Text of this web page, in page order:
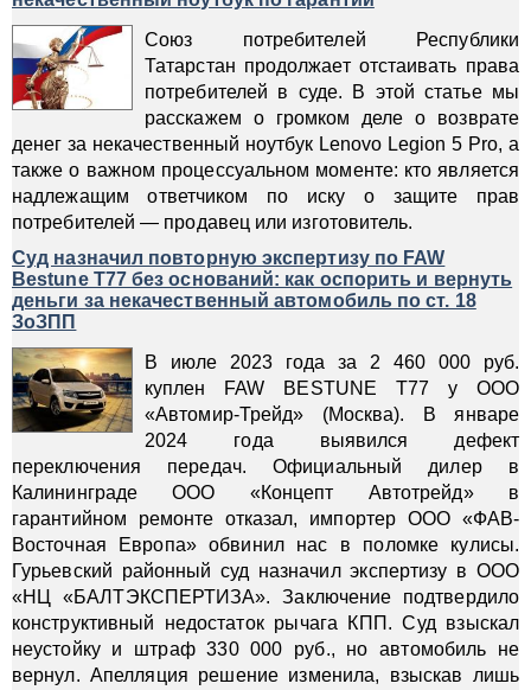
Союз потребителей Республики
Татарстан продолжает отстаивать права
потребителей в суде. В этой статье мы
расскажем о громком деле о возврате
денег за некачественный ноутбук Lenovo Legion 5 Pro, а
также о важном процессуальном моменте: кто является
надлежащим ответчиком по иску о защите прав
потребителей — продавец или изготовитель.
Суд назначил повторную экспертизу по FAW
Bestune T77 без оснований: как оспорить и вернуть
деньги за некачественный автомобиль по ст. 18
ЗоЗПП
В июле 2023 года за 2 460 000 руб.
куплен FAW BESTUNE Т77 у ООО
«Автомир-Трейд» (Москва). В январе
2024 года выявился дефект
переключения передач. Официальный дилер в
Калининграде ООО «Концепт Автотрейд» в
гарантийном ремонте отказал, импортер ООО «ФАВ-
Восточная Европа» обвинил нас в поломке кулисы.
Гурьевский районный суд назначил экспертизу в ООО
«НЦ «БАЛТЭКСПЕРТИЗА». Заключение подтвердило
конструктивный недостаток рычага КПП. Суд взыскал
неустойку и штраф 330 000 руб., но автомобиль не
вернул. Апелляция решение изменила, взыскав лишь